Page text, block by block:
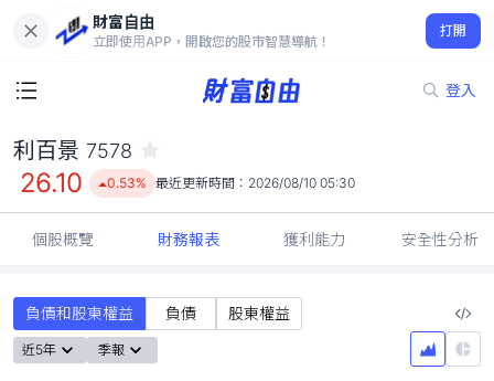
財富自由
立即使用APP，開啟您的股市智慧導航！
打開
登入
26.10
0.53%
利百景 7578
26.10 0.53% 最近更新時間： 2026/08/10 05:30
個股概覽 財務報表 獲利能力 安全性分析
負債和股東權益 負債 股東權益
近5年 季報